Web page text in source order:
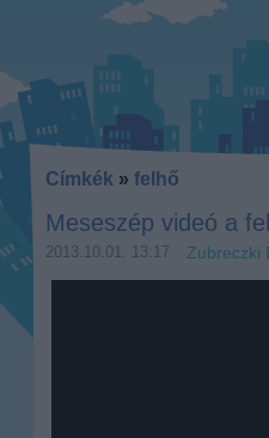
Címkék » felhő
Meseszép videó a
2013.10.01. 13:17 Zubreczki